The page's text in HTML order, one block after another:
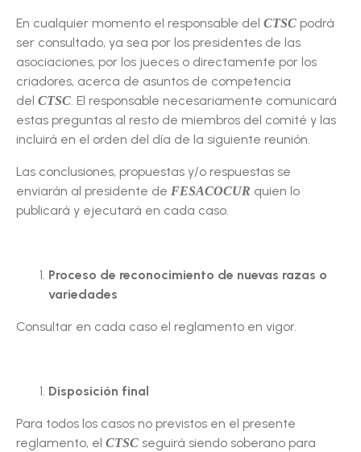
En cualquier momento el responsable del CTSC podrá
ser consultado, ya sea por los presidentes de las
asociaciones, por los jueces o directamente por los
criadores, acerca de asuntos de competencia
del CTSC. El responsable necesariamente comunicará
estas preguntas al resto de miembros del comité y las
incluirá en el orden del día de la siguiente reunión.
Las conclusiones, propuestas y/o respuestas se
enviarán al presidente de FESACOCUR quien lo
publicará y ejecutará en cada caso.
Proceso de reconocimiento de nuevas razas o
variedades
Consultar en cada caso el reglamento en vigor.
Disposición final
Para todos los casos no previstos en el presente
reglamento, el CTSC seguirá siendo soberano para